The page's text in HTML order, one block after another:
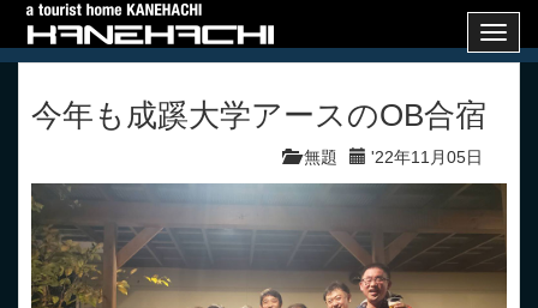
今年も成蹊大学アースのOB合宿
'22年11月05日
無題